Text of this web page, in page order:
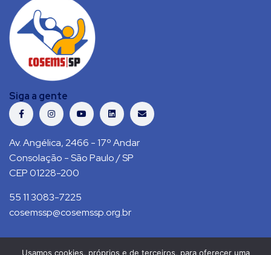
Siga a gente
Av. Angélica, 2466 - 17º Andar
Consolação - São Paulo / SP
CEP 01228-200
55 11 3083-7225
cosemssp@cosemssp.org.br
Usamos cookies, próprios e de terceiros, para oferecer uma